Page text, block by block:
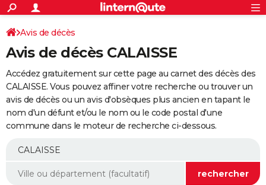
ACTUALITÉS
Politique
Société
Faits Divers
Education
Monde
Villes
+
SPORT
Coupe du monde 2026
Football
Tennis
Cyclisme
Rugby
Forum
Programme TV
TNT
Streaming
Cinéma
Sorties cinéma
Musique
+
FINANCE
Retraite
Epargne
Immobilier
Risques naturels par ville
Banque
Assurance
AUTO
Essais
Réserver un essai
Citadines
Berlines
SUV
Forum auto
+
Mobiles
Meilleur smartphone
Internet
Ordinateurs
Jeux vidéo
Guide high-tech
Aménagement intérieur
Avis de décès
Avis de décès CALAISSE
Accédez gratuitement sur cette page au carnet des décès des
CALAISSE. Vous pouvez affiner votre recherche ou trouver un
avis de décès ou un avis d'obsèques plus ancien en tapant le
nom d'un défunt et/ou le nom ou le code postal d'une
commune dans le moteur de recherche ci-dessous.